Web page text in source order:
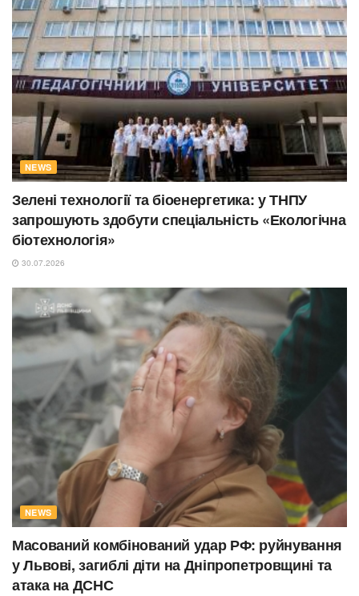
NEWS
Зелені технології та біоенергетика: у ТНПУ
запрошують здобути спеціальність «Екологічна
біотехнологія»
30.07.2026
NEWS
Масований комбінований удар РФ: руйнування
у Львові, загиблі діти на Дніпропетровщині та
атака на ДСНС